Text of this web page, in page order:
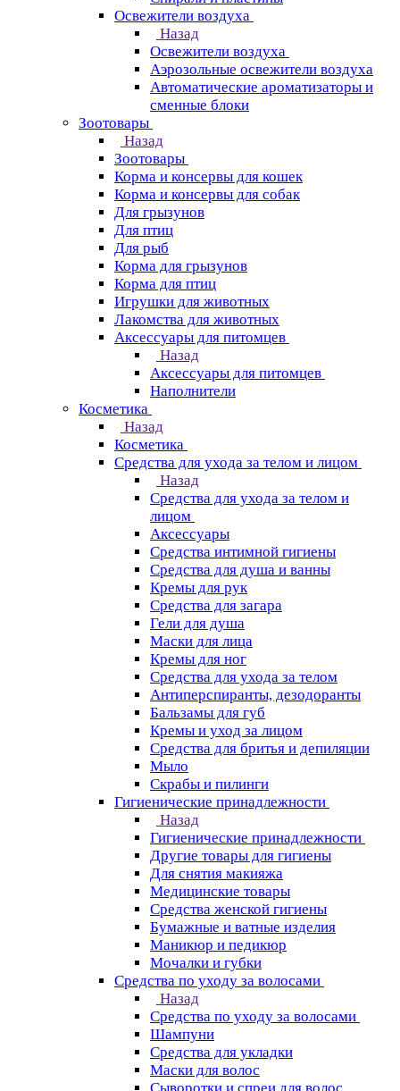
Освежители воздуха
Назад
Освежители воздуха
Аэрозольные освежители воздуха
Автоматические ароматизаторы и
сменные блоки
Зоотовары
Назад
Зоотовары
Корма и консервы для кошек
Корма и консервы для собак
Для грызунов
Для птиц
Для рыб
Корма для грызунов
Корма для птиц
Игрушки для животных
Лакомства для животных
Аксессуары для питомцев
Назад
Аксессуары для питомцев
Наполнители
Косметика
Назад
Косметика
Средства для ухода за телом и лицом
Назад
Средства для ухода за телом и
лицом
Аксессуары
Средства интимной гигиены
Средства для душа и ванны
Кремы для рук
Средства для загара
Гели для душа
Маски для лица
Кремы для ног
Средства для ухода за телом
Антиперспиранты, дезодоранты
Бальзамы для губ
Кремы и уход за лицом
Средства для бритья и депиляции
Мыло
Скрабы и пилинги
Гигиенические принадлежности
Назад
Гигиенические принадлежности
Другие товары для гигиены
Для снятия макияжа
Медицинские товары
Средства женской гигиены
Бумажные и ватные изделия
Маникюр и педикюр
Мочалки и губки
Средства по уходу за волосами
Назад
Средства по уходу за волосами
Шампуни
Средства для укладки
Маски для волос